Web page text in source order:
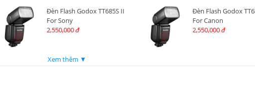
Đèn Flash Godox TT685S II
For Sony
2,550,000 đ
Đèn Flash Godox
For Canon
2,550,000 đ
Xem thêm ▼